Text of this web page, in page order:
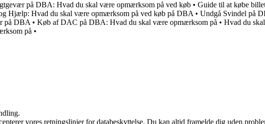
på DBA: Hvad du skal være opmærksom på ved køb • Guide til at købe
Hjælp: Hvad du skal være opmærksom på ved køb på DBA • Undgå Svindel på
på DBA • Køb af DAC på DBA: Hvad du skal være opmærksom på • Hvad du
på •
vores retningslinjer for databeskyttelse. Du kan altid framelde dig uden